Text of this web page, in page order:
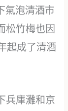
氣泡清酒市
松竹梅也因
起成了清酒
兵庫灘和京